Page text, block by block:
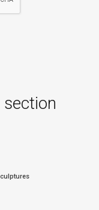
section